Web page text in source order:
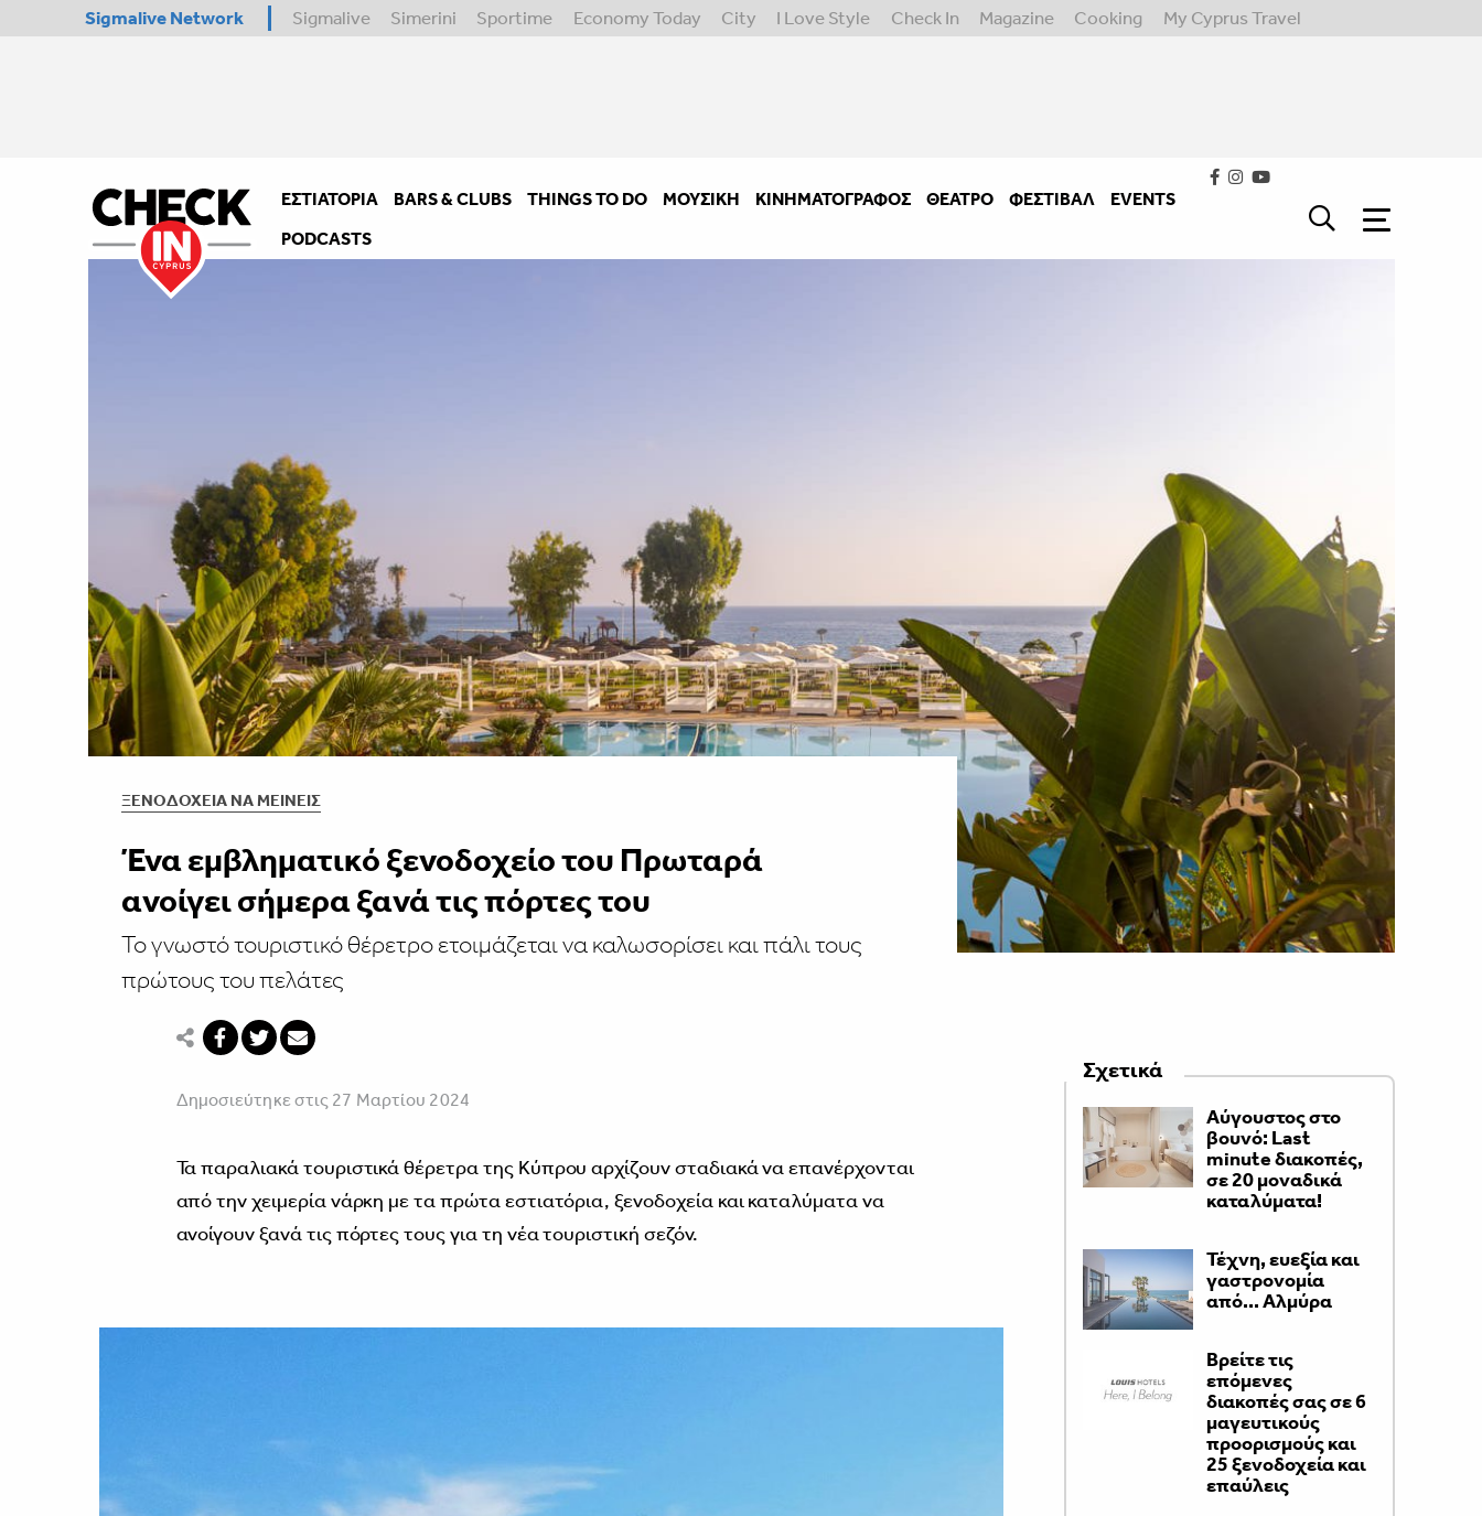
Sigmalive Network Sigmalive Simerini Sportime Economy Today City I Love Style Check In Magazine Cooking My Cyprus Travel
ΕΣΤΙΑΤΌΡΙΑ BARS & CLUBS THINGS TO DO ΜΟΥΣΙΚΉ ΚΙΝΗΜΑΤΟΓΡΆΦΟΣ ΘΈΑΤΡΟ ΦΕΣΤΙΒΑΛ
EVENTS
PODCASTS
ΞΕΝΟΔΟΧΕΊΑ ΝΑ ΜΕΊΝΕΙΣ
Ένα εμβληματικό ξενοδοχείο του Πρωταρά
ανοίγει σήμερα ξανά τις πόρτες του
Το γνωστό τουριστικό θέρετρο ετοιμάζεται να καλωσορίσει και πάλι τους
πρώτους του πελάτες
Δημοσιεύτηκε στις 27 Μαρτίου 2024
Τα παραλιακά τουριστικά θέρετρα της Κύπρου αρχίζουν σταδιακά να επανέρχονται
από την χειμερία νάρκη με τα πρώτα εστιατόρια, ξενοδοχεία και καταλύματα να
ανοίγουν ξανά τις πόρτες τους για τη νέα τουριστική σεζόν.
Σχετικά
Aύγουστος στο
βουνό: Last
minute διακοπές,
σε 20 μοναδικά
καταλύματα!
Τέχνη, ευεξία και
γαστρονομία
από... Αλμύρα
Βρείτε τις
επόμενες
διακοπές σας σε 6
μαγευτικούς
προορισμούς και
25 ξενοδοχεία και
επαύλεις